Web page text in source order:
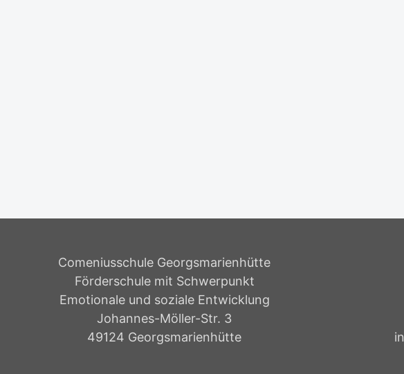
Comeniusschule Georgsmarienhütte
Förderschule mit Schwerpunkt
Emotionale und soziale Entwicklung
Johannes-Möller-Str. 3
49124 Georgsmarienhütte